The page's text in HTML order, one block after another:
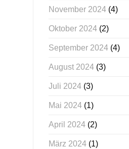
November 2024(4)
Oktober 2024(2)
September 2024(4)
August 2024(3)
Juli 2024(3)
Mai 2024(1)
April 2024(2)
März 2024(1)